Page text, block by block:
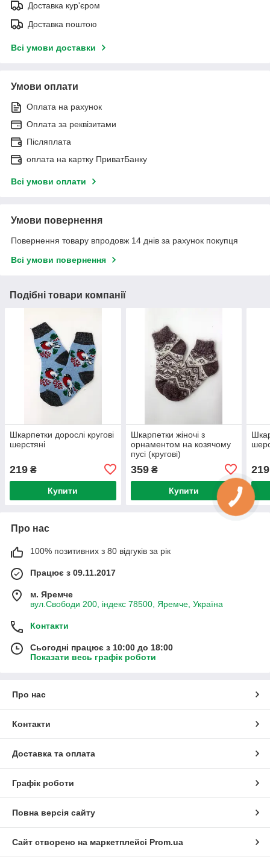
Доставка кур'єром
Доставка поштою
Всі умови доставки
Умови оплати
Оплата на рахунок
Оплата за реквізитами
Післяплата
оплата на картку ПриватБанку
Всі умови оплати
Умови повернення
Повернення товару впродовж 14 днів за рахунок покупця
Всі умови повернення
Подібні товари компанії
Шкарпетки дорослі кругові
шерстяні
219 ₴
Купити
Шкарпетки жіночі з
орнаментом на козячому
пусі (кругові)
359₴
Купити
219
Про нас
100% позитивних з 80 відгуків за рік
Працює з 09.11.2017
м. Яремче
вул.Свободи 200, індекс 78500, Яремче, Україна
Контакти
Сьогодні працює з 10:00 до 18:00
Показати весь графік роботи
Про нас
Контакти
Доставка та оплата
Графік роботи
Повна версія сайту
Сайт створено на маркетплейсі Prom.ua